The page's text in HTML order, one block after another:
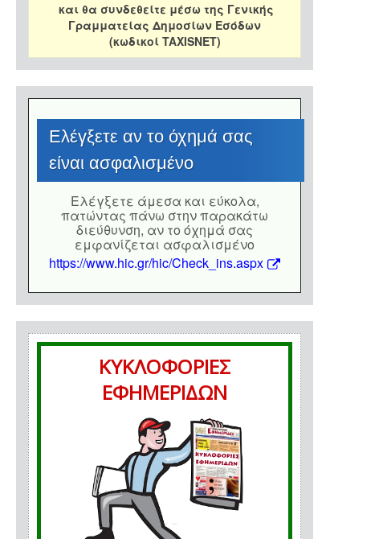
και θα συνδεθείτε μέσω της Γενικής
Γραμματείας Δημοσίων Εσόδων
(κωδικοί TAXISNET)
Eλέγξετε αν το όχημά σας
είναι ασφαλισμένο
Eλέγξετε άμεσα και εύκολα,
πατώντας πάνω στην παρακάτω
διεύθυνση, αν το όχημά σας
εμφανίζεται ασφαλισμένο
https://www.hic.gr/hic/Check_ins.aspx
ΚΥΚΛΟΦΟΡΙΕΣ
ΕΦΗΜΕΡΙΔΩΝ